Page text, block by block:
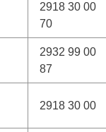
2918 30 00
70
2932 99 00
87
2918 30 00